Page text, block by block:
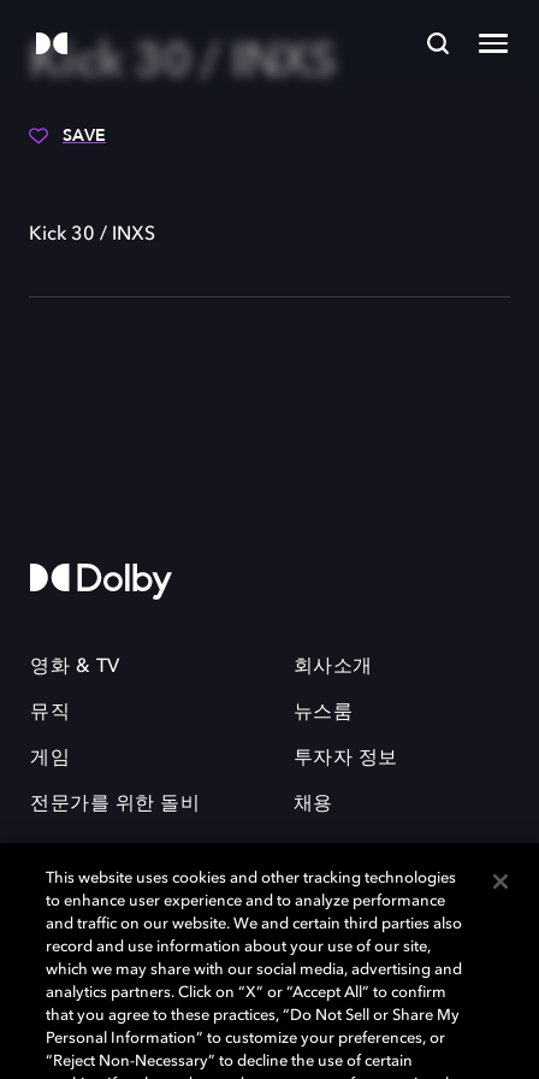
Kick 30 / INXS
SAVE
Kick 30 / INXS
영화 & TV
뮤직
게임
전문가를 위한 돌비
회사소개
뉴스룸
투자자 정보
채용
돌비(Dolby)와 double-D 심볼은 미국 및 기타 국가 돌비래버러토리스
(Dolby Laboratories, Inc.)의 등록 및 미등록 상표이다. 그 밖에 다른 자료에
기재된 상표는 해당 상표 소유권자의 등록상표로 유지된다. © 2025 Dolby
Laboratories, Inc. All rights reserved.
This website uses cookies and other tracking technologies
to enhance user experience and to analyze performance
and traffic on our website. We and certain third parties also
record and use information about your use of our site,
which we may share with our social media, advertising and
analytics partners. Click on “X” or “Accept All” to confirm
that you agree to these practices, “Do Not Sell or Share My
Personal Information” to customize your preferences, or
“Reject Non-Necessary” to decline the use of certain